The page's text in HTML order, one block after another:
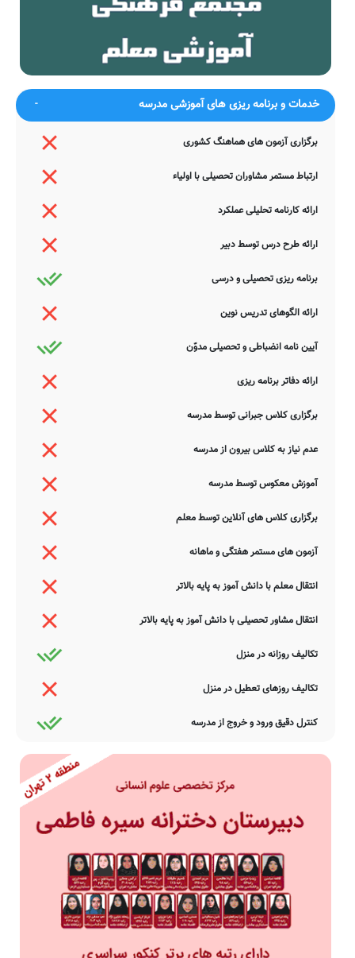
حافظ
حلقه بندگی زلف تو در گوشش باد
سلامت همه آفاق در سلامت
توست
به هیچ عارضه شخص تو دردمند مباد
جستجوی هوشمند سامانه های آنلاین گردآوری شده است. به همین جهت
ممکن است در برخی از موارد، دچار خطا بوده و یا نیازمند بروزرسانی
باشند. چنانچه شما از عوامل این مدرسه هستید و یا اطلاعات دقیقتری در
این خصوص دارید عمیقاً خواهشمندیم ما را جهت اصلاح و تکمیل این
اطلاعات یاری نمایید. سامانه مدرسانه ، مشتاقانه پذیرای دیدگاه ها و نقطه
نظرات تکمیل کننده شما می باشد.
خدمات و برنامه ریزی های آموزشی مدرسه
برگزاری آزمون های هماهنگ کشوری
ارتباط مستمر مشاوران تحصیلی با اولیاء
ارائه کارنامه تحلیلی عملکرد
ارائه طرح درس توسط دبیر
برنامه ریزی تحصیلی و درسی
ارائه الگوهای تدریس نوین
آیین نامه انضباطی و تحصیلی مدوّن
ارائه دفاتر برنامه ریزی
برگزاری کلاس جبرانی توسط مدرسه
عدم نیاز به کلاس بیرون از مدرسه
آموزش معکوس توسط مدرسه
برگزاری کلاس های آنلاین توسط معلم
آزمون های مستمر هفتگی و ماهانه
انتقال معلم با دانش آموز به پایه بالاتر
انتقال مشاور تحصیلی با دانش آموز به پایه بالاتر
تکالیف روزانه در منزل
تکالیف روزهای تعطیل در منزل
کنترل دقیق ورود و خروج از مدرسه